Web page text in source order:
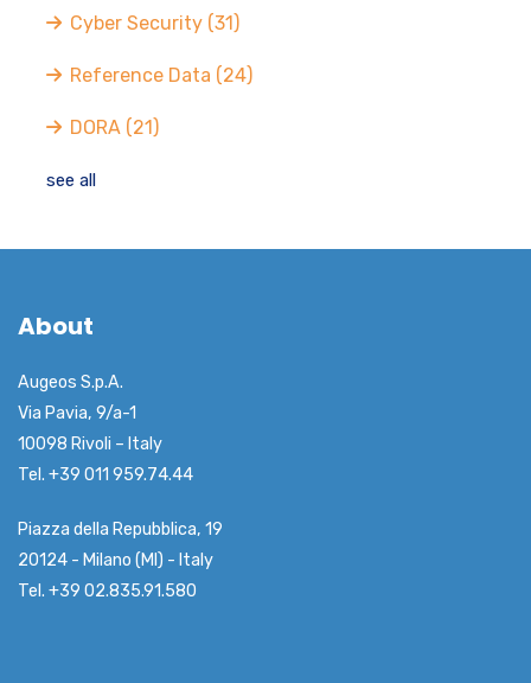
Cyber Security (31)
Reference Data (24)
DORA (21)
see all
About
Augeos S.p.A.
Via Pavia, 9/a-1
10098 Rivoli – Italy
Tel. +39 011 959.74.44
Piazza della Repubblica, 19
20124 - Milano (MI) - Italy
Tel. +39 02.835.91.580